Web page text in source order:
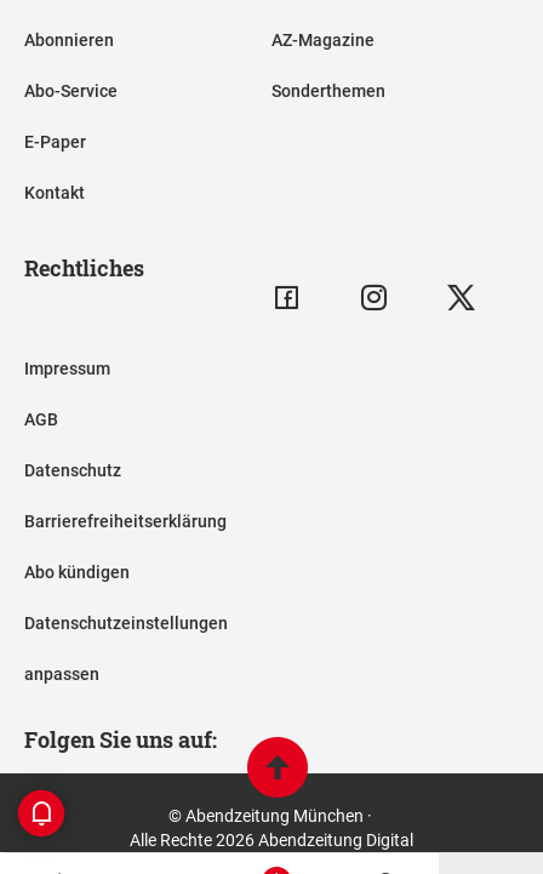
Abonnieren
Abo-Service
E-Paper
Kontakt
AZ-Magazine
Sonderthemen
Rechtliches
Impressum
AGB
Datenschutz
Barrierefreiheitserklärung
Abo kündigen
Datenschutzeinstellungen
anpassen
Folgen Sie uns auf:
© Abendzeitung München ·
Alle Rechte 2026 Abendzeitung Digital